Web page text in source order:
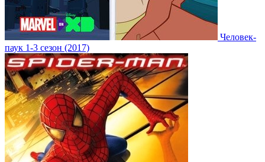
Человек-
паук 1-3 сезон (2017)